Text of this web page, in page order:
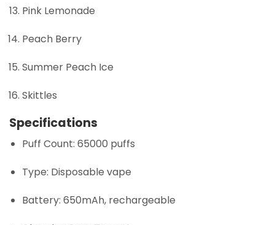
Pink Lemonade
Peach Berry
Summer Peach Ice
Skittles
Specifications
Puff Count: 65000 puffs
Type: Disposable vape
Battery: 650mAh, rechargeable